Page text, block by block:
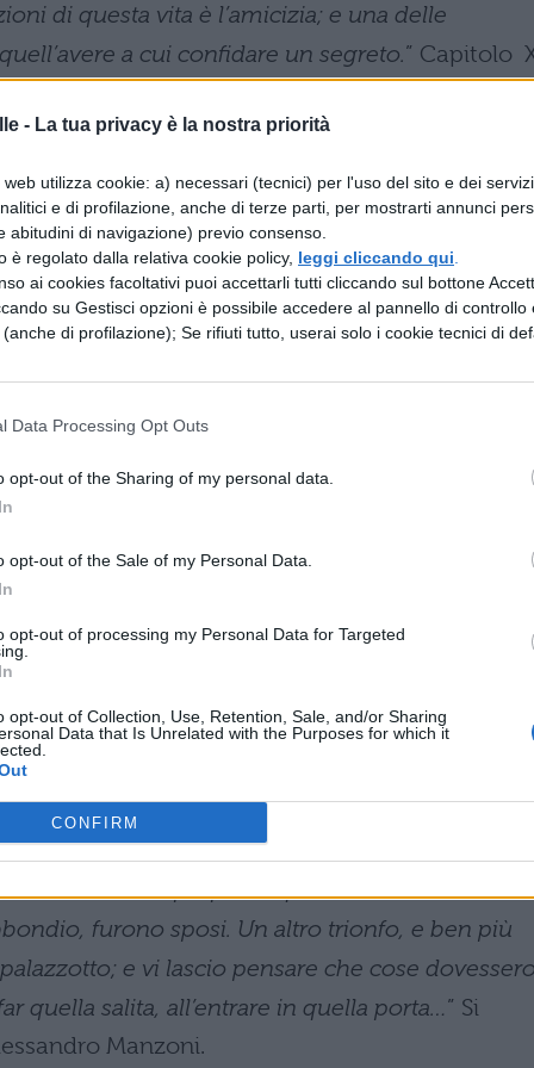
- La tua privacy è la nostra priorità
utilizza cookie: a) necessari (tecnici) per l'uso del sito e dei
e di profilazione, anche di terze parti, per mostrarti annunci
abitudini di navigazione) previo consenso.
è regolato dalla relativa cookie policy, leggi cliccando qui
ai cookies facoltativi puoi accettarli tutti cliccando sul bottone
su Gestisci opzioni è possibile accedere al pannello di controllo
di profilazione); Se rifiuti tutto, userai solo i cookie tecnici di
Data Processing Opt Outs
opt-out of the Sharing of my personal data.
opt-out of the Sale of my Personal Data.
opt-out of processing my Personal Data for Targeted
opt-out of Collection, Use, Retention, Sale, and/or Sharing
Data that Is Unrelated with the Purposes for which it
CONFIRM
di questa vita è l’amicizia; e una delle
a cui confidare un segreto.” Capitolo
in tempesta, ripetendo sempre quelle strane
finalmente! Tant’è vero che un uomo
più quel che si dica”,Capitolo III
le cose chiare: a noi tocca poi a imbrogliarle
già il soprannome, d’altronde, è
personaggio.
ma sono i guai che hanno cercato me“…
Lucia, è seconda solo all’Addio ai monti della
cosa è un nuovo impiccio
di misericordia.
Una guida che cammina, cammina, con
e per conseguenza butta via i suoi passi;
è uno che cammina senza guida.” Capitolo
de’ libri!
venne quel benedetto giorno: i due
trionfale, proprio a quella chiesa, dove,
furono sposi. Un altro trionfo, e ben più
e vi lascio pensare che cose
quella salita, all’entrare in quella porta…” Si
Manzoni.